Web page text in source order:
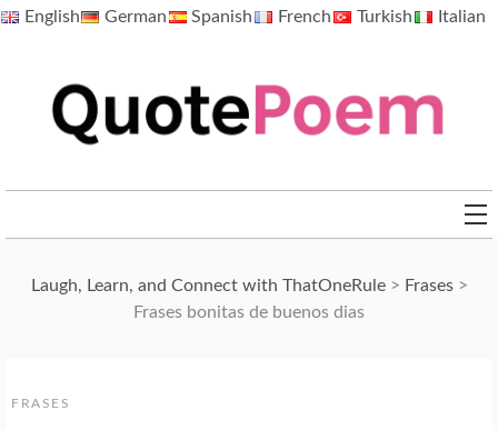
SkipEnglish German Spanish French Turkish Italian
Laugh, Learn, and Connect with ThatOneRule> Frases>
Frases bonitas de buenos dias
FRASES